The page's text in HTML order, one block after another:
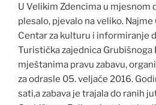
U Velikim Zdencima u mjesnom
plesalo, pjevalo na veliko.
Centar za kulturu i informiranje
Turistička zajednica Grubišnoga
mještanima pravu zabavu,
za odrasle 05. veljače 2016.
sati,a zabava je trajala do ranih